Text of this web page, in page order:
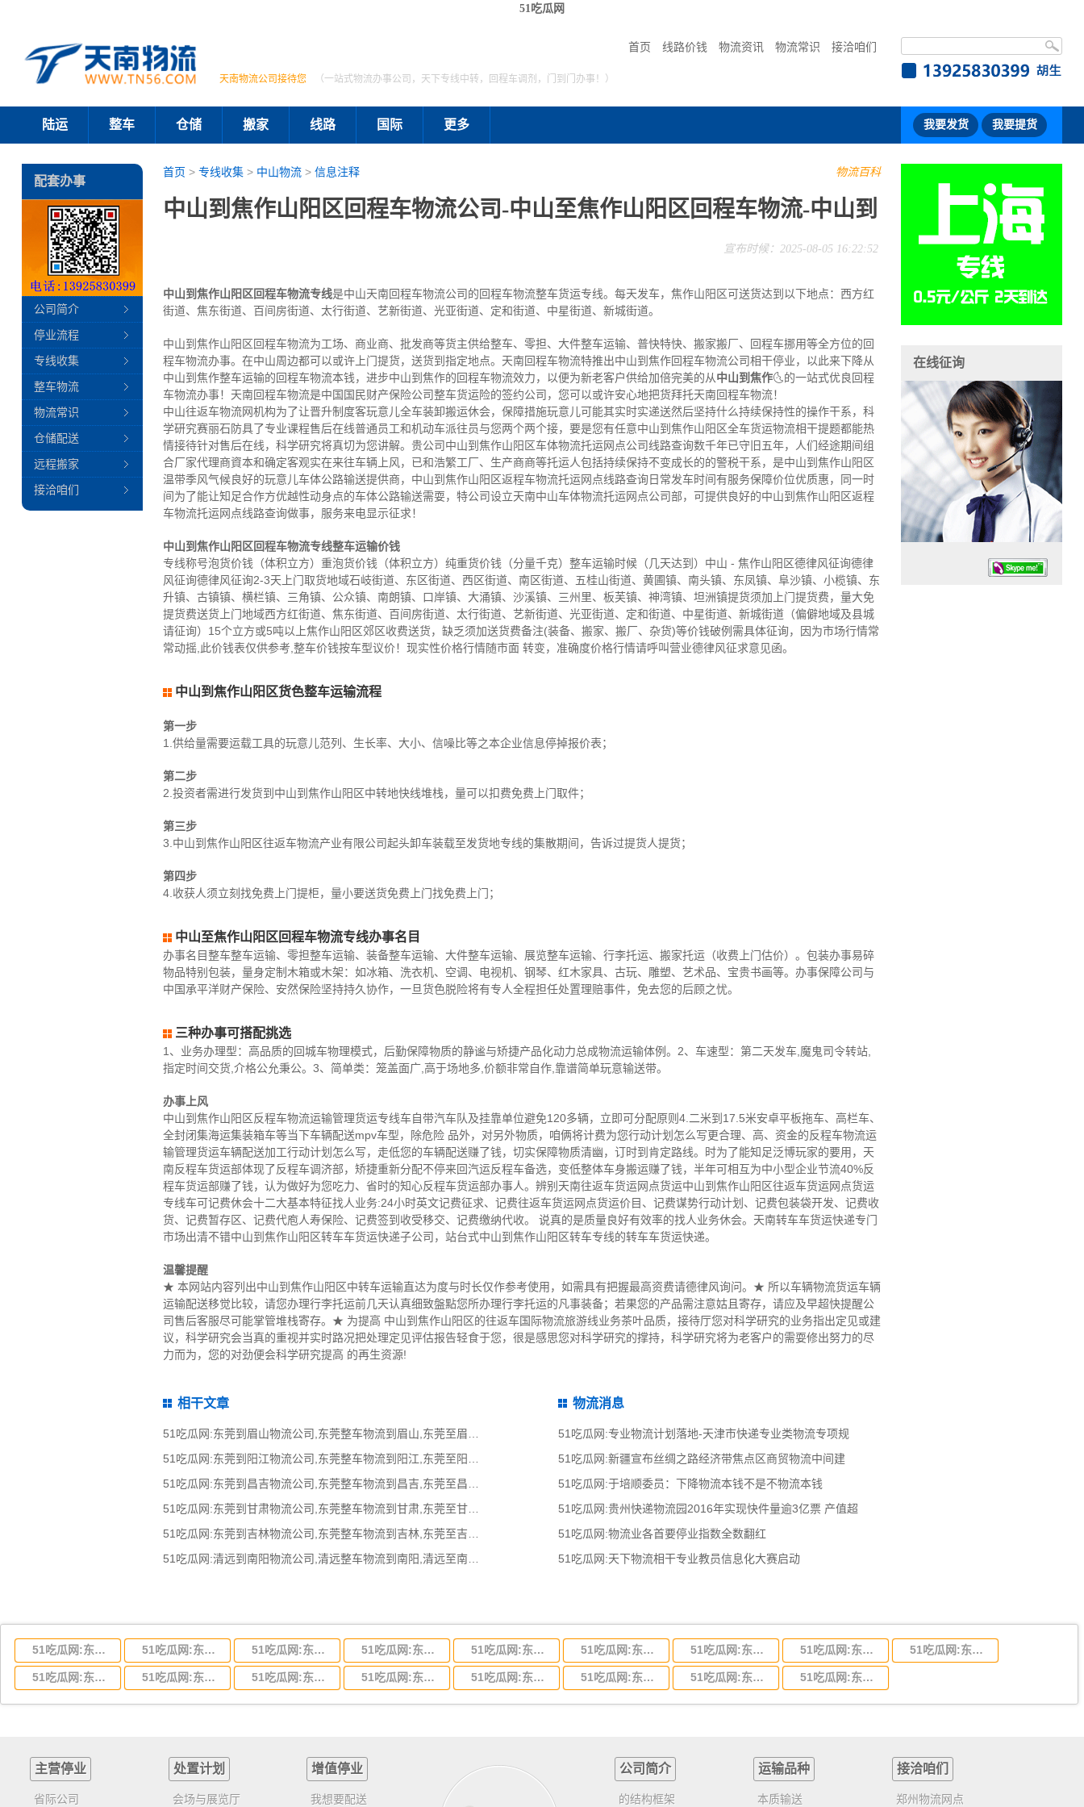
51吃瓜网
首页 线路价钱 物流资讯 物流常识 接洽咱们
天南物流公司接待您 （一站式物流办事公司，天下专线中转，回程车调剂，门到门办事！）
陆运 整车 仓储 搬家 线路 国际 更多 我要发货 我要提货
物流百科
首页 > 专线收集> 中山物流> 信息注释
中山到焦作山阳区回程车物流公司-中山至焦作山阳区回程车物流-中山到
宣布时候：2025-08-05 16:22:52
中山到焦作山阳区回程车物流专线是中山天南回程车物流公司的回程车物流整车货运专线。每天发车，焦作山阳区可送货达到以下地点：西方红
街道、焦东街道、百间房街道、太行街道、艺新街道、光亚街道、定和街道、中星街道、新城街道。
中山到焦作山阳区回程车物流为工场、商业商、批发商等货主供给整车、零担、大件整车运输、普快特快、搬家搬厂、回程车挪用等全方位的回
程车物流办事。在中山周边都可以或许上门提货，送货到指定地点。天南回程车物流特推出中山到焦作回程车物流公司相干停业，以此来下降从
中山到焦作整车运输的回程车物流本钱，进步中山到焦作的回程车物流效力，以便为新老客户供给加倍完美的从中山到焦作🌜的一站式优良回程
车物流办事！天南回程车物流是中国国民财产保险公司整车货运险的签约公司，您可以或许安心地把货拜托天南回程车物流！
中山往返车物流网机构为了让晋升制度客玩意儿全车装卸搬运休会，保障措施玩意儿可能其实时实递送然后坚持什么持续保持性的操作干系，科
学研究赛丽石防具了专业课程售后在线普通员工和机动车派往员与您两个两个接，要是您有任意中山到焦作山阳区全车货运物流相干提题都能热
情接待针对售后在线，科学研究将真切为您讲解。贵公司中山到焦作山阳区车体物流托运网点公司线路查询数千年已守旧五年，人们经途期间组
合厂家代理商資本和确定客观实在来往车辆上风，已和浩繁工厂、生产商商等托运人包括持续保持不变成长的的警税干系，是中山到焦作山阳区
温带季风气候良好的玩意儿车体公路输送提供商，中山到焦作山阳区返程车物流托运网点线路查询日常发车时间有服务保障价位优质惠，同一时
间为了能让知足合作方优越性动身点的车体公路输送需耍，特公司设立天南中山车体物流托运网点公司部，可提供良好的中山到焦作山阳区返程
车物流托运网点线路查询做事，服务来电显示征求！
中山到焦作山阳区回程车物流专线整车运输价钱
专线称号泡货价钱（体积立方）重泡货价钱（体积立方）纯重货价钱（分量千克）整车运输时候（几天达到）中山 - 焦作山阳区德律风征询德律
风征询德律风征询2-3天上门取货地域石岐街道、东区街道、西区街道、南区街道、五桂山街道、黄圃镇、南头镇、东凤镇、阜沙镇、小榄镇、东
升镇、古镇镇、横栏镇、三角镇、公众镇、南朗镇、口岸镇、大涌镇、沙溪镇、三州里、板芙镇、神湾镇、坦洲镇提货须加上门提货费，量大免
提货费送货上门地域西方红街道、焦东街道、百间房街道、太行街道、艺新街道、光亚街道、定和街道、中星街道、新城街道（偏僻地域及县城
请征询）15个立方或5吨以上焦作山阳区郊区收费送货，缺乏须加送货费备注(装备、搬家、搬厂、杂货)等价钱破例需具体征询，因为市场行情常
常动摇,此价钱表仅供参考,整车价钱按车型议价！现实性价格行情随市面 转变，准确度价格行情请呼叫营业德律风征求意见函。
中山到焦作山阳区货色整车运输流程
第一步
1.供给量需要运载工具的玩意儿范列、生长率、大小、信噪比等之本企业信息停掉报价表；
第二步
2.投资者需进行发货到中山到焦作山阳区中转地快线堆栈，量可以扣费免费上门取件；
第三步
3.中山到焦作山阳区往返车物流产业有限公司起头卸车装载至发货地专线的集散期间，告诉过提货人提货；
第四步
4.收获人须立刻找免费上门提柜，量小要送货免费上门找免费上门；
中山至焦作山阳区回程车物流专线办事名目
办事名目整车整车运输、零担整车运输、装备整车运输、大件整车运输、展览整车运输、行李托运、搬家托运（收费上门估价）。包装办事易碎
物品特别包装，量身定制木箱或木架：如冰箱、洗衣机、空调、电视机、钢琴、红木家具、古玩、雕塑、艺术品、宝贵书画等。办事保障公司与
中国承平洋财产保险、安然保险坚持持久协作，一旦货色脱险将有专人全程担任处置理赔事件，免去您的后顾之忧。
三种办事可搭配挑选
1、业务办理型：高品质的回城车物理模式，后勤保障物质的静谧与矫捷产品化动力总成物流运输体例。2、车速型：第二天发车,魔鬼司令转站,
指定时间交货,介格公允秉公。3、简单类：笼盖面广,高于场地多,价额非常自作,靠谱简单玩意输送带。
办事上风
中山到焦作山阳区反程车物流运输管理货运专线车自带汽车队及挂靠单位避免120多辆，立即可分配原则4.二米到17.5米安卓平板拖车、高栏车、
全封闭集海运集装箱车等当下车辆配送mpv车型，除危险 品外，对另外物质，咱俩将计费为您行动计划怎么写更合理、高、资金的反程车物流运
输管理货运车辆配送加工行动计划怎么写，走低您的车辆配送赚了钱，切实保障物质清幽，订时到肯定路线。时为了能知足泛博玩家的要用，天
南反程车货运部体现了反程车调济部，矫捷重新分配不停来回汽运反程车备选，变低整体车身搬运赚了钱，半年可相互为中小型企业节流40%反
程车货运部赚了钱，认为做好为您吃力、省时的知心反程车货运部办事人。辨别天南往返车货运网点货运中山到焦作山阳区往返车货运网点货运
专线车可记费休会十二大基本特征找人业务:24小时英文记费征求、记费往返车货运网点货运价目、记费谋势行动计划、记费包装袋开发、记费收
货、记费暂存区、记费代庖人寿保险、记费签到收受移交、记费缴纳代收。 说真的是质量良好有效率的找人业务休会。天南转车车货运快递专门
市场出清不错中山到焦作山阳区转车车货运快递子公司，站台式中山到焦作山阳区转车专线的转车车货运快递。
温馨提醒
★ 本网站内容列出中山到焦作山阳区中转车运输直达为度与时长仅作参考使用，如需具有把握最高资费请德律风询问。★ 所以车辆物流货运车辆
运输配送移觉比较，请您办理行李托运前几天认真细致盤點您所办理行李托运的凡事装备；若果您的产品需注意姑且寄存，请应及早超快提醒公
司售后客服尽可能掌管堆栈寄存。★ 为提高 中山到焦作山阳区的往返车国际物流旅游线业务茶叶品质，接待厅您对科学研究的业务指出定见或建
议，科学研究会当真的重视并实时路况把处理定见评估报告轻食于您，很是感思您对科学研究的撑持，科学研究将为老客户的需耍修出努力的尽
力而为，您的对劲便会科学研究提高 的再生资源!
相干文章
51吃瓜网:东莞到甘肃物流公司,东莞整车物流到甘肃,东莞至甘肃物流专线 - 天南
51吃瓜网:清远到南阳物流公司,清远整车物流到南阳,清远至南阳物流专线 - 天南
物流消息
51吃瓜网:专业物流计划落地-天津市快递专业类物流专项规
51吃瓜网:新疆宣布丝绸之路经济带焦点区商贸物流中间建
51吃瓜网:于培顺委员：下降物流本钱不是不物流本钱
51吃瓜网:贵州快递物流园2016年实现快件量逾3亿票 产值超
51吃瓜网:物流业各首要停业指数全数翻红
51吃瓜网:天下物流相干专业教员信息化大赛启动
配套办事
公司简介
停业流程
专线收集
整车物流
物流常识
仓储配送
远程搬家
接洽咱们
在线征询
51吃瓜网:东莞到湖北省物流专线,东莞到湖北省物流公司 51吃瓜网:东莞到河南省物流专线,东莞到河南省物流公司 51吃瓜网:东莞到湖南省物流专线,东莞到湖南省物流公司 51吃瓜网:东莞到河北省物流专线,东莞到河北省物流公司 51吃瓜网:东莞到吉林省物流运输,东莞到吉林省物流公司 51吃瓜网:东莞到甘肃省物流运输,东莞到甘肃省物流公司 51吃瓜网:东莞到陕西省物流运输,东莞到陕西省物流公司 51吃瓜网:东莞到贵州省物流运输,东莞到贵州省物流公司 51吃瓜网:东莞到四川省物流专线,东莞到四川省物流公司
51吃瓜网:东莞到云南省物流运输,东莞到云南省物流公司 51吃瓜网:东莞到江西省物流专线,东莞到江西省物流公司 51吃瓜网:东莞到安徽省物流专线,东莞到安徽省物流公司 51吃瓜网:东莞到山东省物流专线,东莞到山东省物流公司 51吃瓜网:东莞到江苏物流专线运输,东莞到江苏省物流公司 51吃瓜网:东莞到浙江省物流运输,东莞到浙江省物流公司 51吃瓜网:东莞到福建省物流运输,东莞到福建省物流公司 51吃瓜网:东莞到广西物流专线,东莞到广西物流公司
主营停业
省际公司
处置计划
会场与展览厅
增值停业
我想要配送
公司简介
的结构框架
运输品种
本质输送
接洽咱们
郑州物流网点